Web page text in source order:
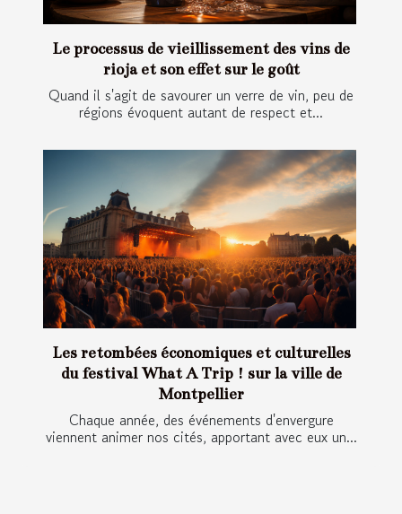
Le processus de vieillissement des vins de
rioja et son effet sur le goût
Quand il s'agit de savourer un verre de vin, peu de
régions évoquent autant de respect et...
Les retombées économiques et culturelles
du festival What A Trip ! sur la ville de
Montpellier
Chaque année, des événements d'envergure
viennent animer nos cités, apportant avec eux un...